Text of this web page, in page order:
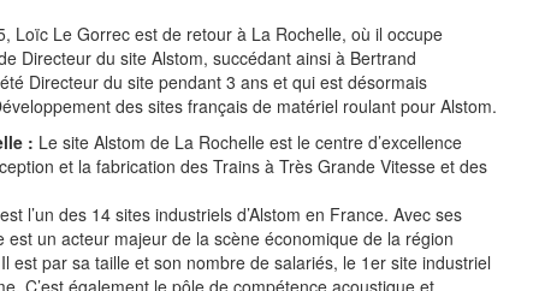
Loïc Le Gorrec est de retour à La Rochelle, où il occupe
Directeur du site Alstom, succédant ainsi à Bertrand
Directeur du site pendant 3 ans et qui est désormais
des sites français de matériel roulant pour Alstom.
: Le site Alstom de La Rochelle est le centre d’excellence
et la fabrication des Trains à Très Grande Vitesse et des
l’un des 14 sites industriels d’Alstom en France. Avec ses
est un acteur majeur de la scène économique de la région
est par sa taille et son nombre de salariés, le 1er site industriel